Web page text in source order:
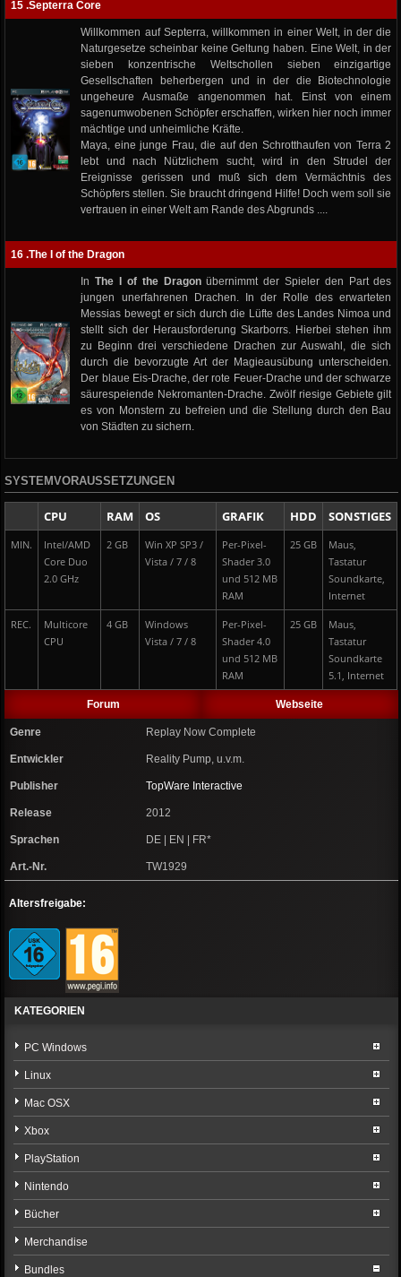
15 .Septerra Core
Willkommen auf Septerra, willkommen in einer Welt, in der die
Naturgesetze scheinbar keine Geltung haben. Eine Welt, in der
sieben konzentrische Weltschollen sieben einzigartige
Gesellschaften beherbergen und in der die Biotechnologie
ungeheure Ausmaße angenommen hat. Einst von einem
sagenumwobenen Schöpfer erschaffen, wirken hier noch immer
mächtige und unheimliche Kräfte.
Maya, eine junge Frau, die auf den Schrotthaufen von Terra 2
lebt und nach Nützlichem sucht, wird in den Strudel der
Ereignisse gerissen und muß sich dem Vermächtnis des
Schöpfers stellen. Sie braucht dringend Hilfe! Doch wem soll sie
vertrauen in einer Welt am Rande des Abgrunds ....
16 .The I of the Dragon
InThe I of the Dragonübernimmt der Spieler den Part des
jungen unerfahrenen Drachen. In der Rolle des erwarteten
Messias bewegt er sich durch die Lüfte des Landes Nimoa und
stellt sich der Herausforderung Skarborrs. Hierbei stehen ihm
zu Beginn drei verschiedene Drachen zur Auswahl, die sich
durch die bevorzugte Art der Magieausübung unterscheiden.
Der blaue Eis-Drache, der rote Feuer-Drache und der schwarze
säurespeiende Nekromanten-Drache. Zwölf riesige Gebiete gilt
es von Monstern zu befreien und die Stellung durch den Bau
von Städten zu sichern.
SYSTEMVORAUSSETZUNGEN
CPU RAM OS GRAFIK HDD SONSTIGES
MIN.
Intel/AMD
Core Duo
2.0 GHz
2 GB
Win XP SP3 /
Vista / 7 / 8
Per-Pixel-
Shader 3.0
und 512 MB
RAM
25 GB
Maus,
Tastatur
Soundkarte,
Internet
REC.
Multicore
CPU
4 GB
Windows
Vista / 7 / 8
Per-Pixel-
Shader 4.0
und 512 MB
RAM
25 GB
Maus,
Tastatur
Soundkarte
5.1, Internet
Forum Webseite
Genre Replay Now Complete
Entwickler Reality Pump, u.v.m.
Publisher TopWare Interactive
Release 2012
Sprachen DE | EN | FR*
Art.-Nr. TW1929
Altersfreigabe:
KATEGORIEN
PC Windows
Linux
Mac OSX
Xbox
PlayStation
Nintendo
Bücher
Merchandise
Bundles